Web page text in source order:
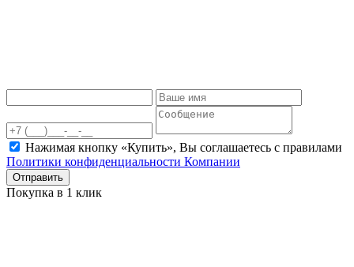
Нажимая кнопку «Купить», Вы соглашаетесь c правилами
Политики конфиденциальности Компании
Отправить
Покупка в 1 клик